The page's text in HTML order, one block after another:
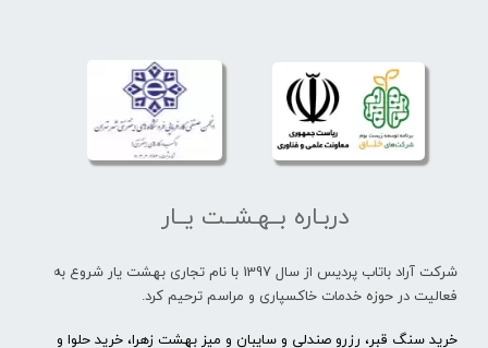
دربـاره بــهـشــت یــار
شرکت آراد باتاب پردیس از سال 1397 با نام تجاری بهشت یار شروع به
فعالیت در حوزه خدمات خاکسپاری و مراسم ترحیم کرد.
خرید سنگ قبر، رزرو صندلی و سایبان و میز بهشت زهرا، خرید حلوا و